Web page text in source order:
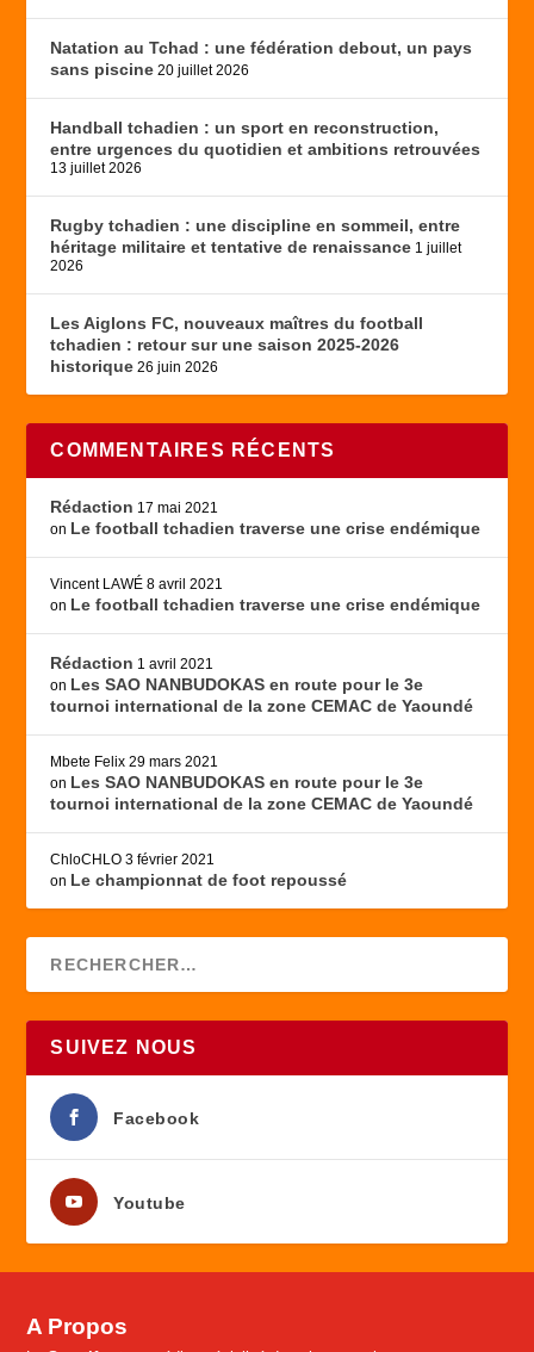
Natation au Tchad : une fédération debout, un pays
sans piscine 20 juillet 2026
Handball tchadien : un sport en reconstruction,
entre urgences du quotidien et ambitions retrouvées
13 juillet 2026
Rugby tchadien : une discipline en sommeil, entre
héritage militaire et tentative de renaissance 1 juillet
2026
Les Aiglons FC, nouveaux maîtres du football
tchadien : retour sur une saison 2025-2026
historique 26 juin 2026
COMMENTAIRES RÉCENTS
Rédaction 17 mai 2021
on Le football tchadien traverse une crise endémique
Vincent LAWÉ 8 avril 2021
on Le football tchadien traverse une crise endémique
Rédaction 1 avril 2021
on Les SAO NANBUDOKAS en route pour le 3e
tournoi international de la zone CEMAC de Yaoundé
Mbete Felix 29 mars 2021
on Les SAO NANBUDOKAS en route pour le 3e
tournoi international de la zone CEMAC de Yaoundé
ChloCHLO 3 février 2021
on Le championnat de foot repoussé
SUIVEZ NOUS
Facebook
Youtube
A Propos